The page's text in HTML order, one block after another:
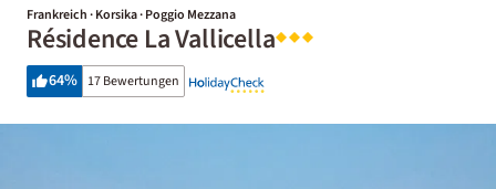
Frankreich · Korsika · Poggio Mezzana
Résidence La Vallicella
64% 17 Bewertungen